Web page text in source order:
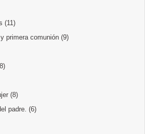
(11)
primera comunión (9)
(8)
padre. (6)